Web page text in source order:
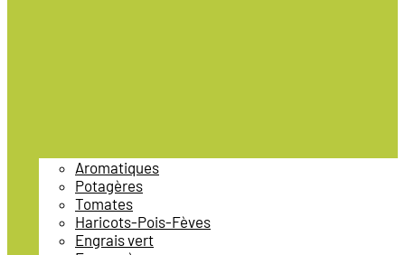
Aromatiques
Potagères
Tomates
Haricots-Pois-Fèves
Engrais vert